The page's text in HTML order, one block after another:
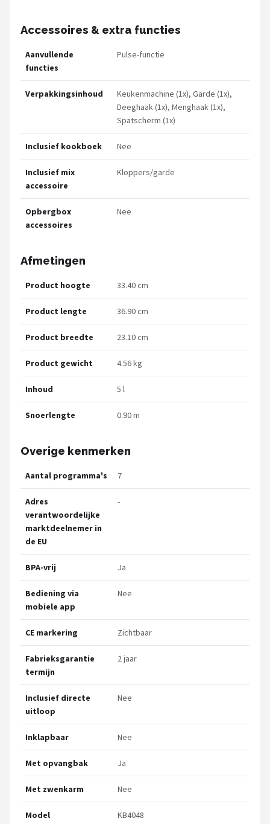
Accessoires & extra functies
Aanvullende
functies
Pulse-functie
Verpakkingsinhoud
Keukenmachine (1x), Garde (1x),
Deeghaak (1x), Menghaak (1x),
Spatscherm (1x)
Inclusief kookboek Nee
Inclusief mix
accessoire
Kloppers/garde
Opbergbox
accessoires
Nee
Afmetingen
Product hoogte 33.40 cm
Product lengte 36.90 cm
Product breedte 23.10 cm
Product gewicht 4.56 kg
Inhoud 5 l
Snoerlengte 0.90 m
Overige kenmerken
Aantal programma's 7
Adres
verantwoordelijke
marktdeelnemer in
de EU
-
BPA-vrij Ja
Bediening via
mobiele app
Nee
CE markering Zichtbaar
Fabrieksgarantie
termijn
2 jaar
Inclusief directe
uitloop
Nee
Inklapbaar Nee
Met opvangbak Ja
Met zwenkarm Nee
Model KB4048